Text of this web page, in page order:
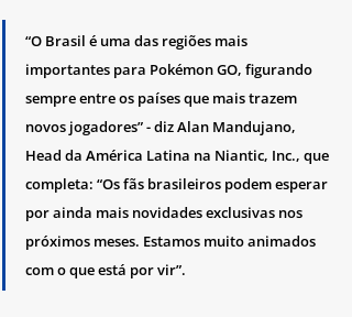
“O Brasil é uma das regiões mais
importantes para Pokémon GO, figurando
sempre entre os países que mais trazem
novos jogadores” - diz Alan Mandujano,
Head da América Latina na Niantic, Inc., que
completa: “Os fãs brasileiros podem esperar
por ainda mais novidades exclusivas nos
próximos meses. Estamos muito animados
com o que está por vir”.